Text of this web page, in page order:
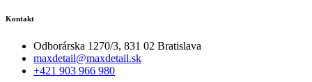
Kontakt
Odborárska 1270/3, 831 02 Bratislava
maxdetail@maxdetail.sk
+421 903 966 980